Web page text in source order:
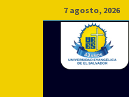
Saltar
al
contenido
7 agosto, 2026